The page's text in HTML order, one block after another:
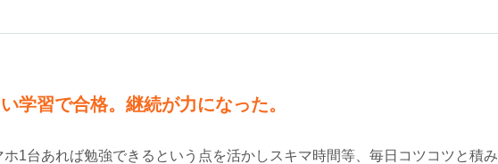
学習で合格。継続が力になった。
1台あれば勉強できるという点を活かしスキマ時間等、毎日コツコツと積み